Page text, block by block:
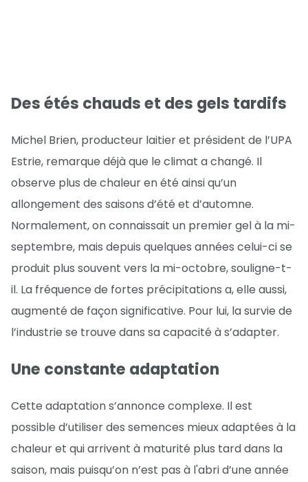
Des étés chauds et des gels tardifs
Michel Brien, producteur laitier et président de l’UPA
Estrie, remarque déjà que le climat a changé. Il
observe plus de chaleur en été ainsi qu’un
allongement des saisons d’été et d’automne.
Normalement, on connaissait un premier gel à la mi-
septembre, mais depuis quelques années celui-ci se
produit plus souvent vers la mi-octobre, souligne-t-
il. La fréquence de fortes précipitations a, elle aussi,
augmenté de façon significative. Pour lui, la survie de
l’industrie se trouve dans sa capacité à s’adapter.
Une constante adaptation
Cette adaptation s’annonce complexe. Il est
possible d’utiliser des semences mieux adaptées à la
chaleur et qui arrivent à maturité plus tard dans la
saison, mais puisqu’on n’est pas à l'abri d’une année